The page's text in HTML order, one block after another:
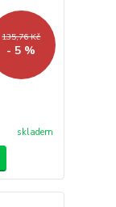
135,76 Kč
- 5 %
skladem